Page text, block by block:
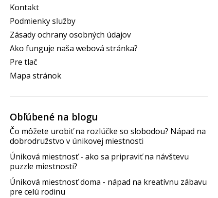
Kontakt
Podmienky služby
Zásady ochrany osobných údajov
Ako funguje naša webová stránka?
Pre tlač
Mapa stránok
Obľúbené na blogu
Čo môžete urobiť na rozlúčke so slobodou? Nápad na
dobrodružstvo v únikovej miestnosti
Úniková miestnosť - ako sa pripraviť na návštevu
puzzle miestnosti?
Úniková miestnosť doma - nápad na kreatívnu zábavu
pre celú rodinu